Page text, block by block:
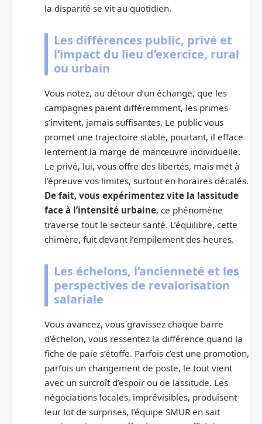
la disparité se vit au quotidien.
Les différences public, privé et
l’impact du lieu d’exercice, rural
ou urbain
Vous notez, au détour d’un échange, que les
campagnes paient différemment, les primes
s’invitent, jamais suffisantes. Le public vous
promet une trajectoire stable, pourtant, il efface
lentement la marge de manœuvre individuelle.
Le privé, lui, vous offre des libertés, mais met à
l’épreuve vos limites, surtout en horaires décalés.
De fait, vous expérimentez vite la lassitude
face à l’intensité urbaine, ce phénomène
traverse tout le secteur santé. L’équilibre, cette
chimère, fuit devant l’empilement des heures.
Les échelons, l’ancienneté et les
perspectives de revalorisation
salariale
Vous avancez, vous gravissez chaque barre
d’échelon, vous ressentez la différence quand la
fiche de paie s’étoffe. Parfois c’est une promotion,
parfois un changement de poste, le tout vient
avec un surcroît d’espoir ou de lassitude. Les
négociations locales, imprévisibles, produisent
leur lot de surprises, l’équipe SMUR en sait